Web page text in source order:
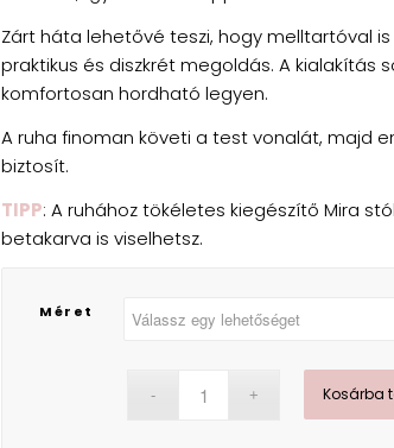
Zárt háta lehetővé teszi, hogy melltartóval
praktikus és diszkrét megoldás. A kialakítás
komfortosan hordható legyen.
A ruha finoman követi a test vonalát, majd
biztosít.
TIPP: A ruhához tökéletes kiegészítő Mira
betakarva is viselhetsz.
Méret
Kosárba